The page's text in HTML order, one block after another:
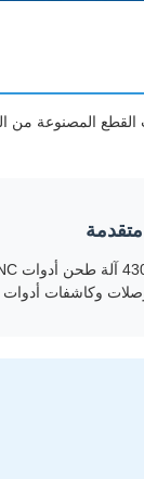
وكاشفات أدوات